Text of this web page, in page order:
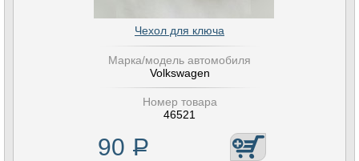
Чехол для ключа
Марка/модель автомобиля
Volkswagen
Номер товара
46521
90 Р